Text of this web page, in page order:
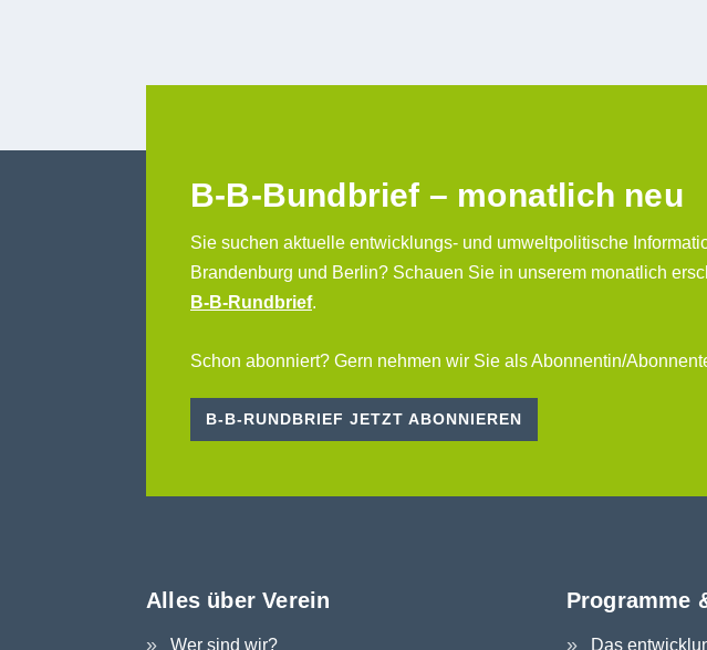
B-B-Bundbrief – monatlich neu
Sie suchen aktuelle entwicklungs- und umweltpolitische
Brandenburg und Berlin? Schauen Sie in unserem monatlich
B-B-Rundbrief.
Schon abonniert? Gern nehmen wir Sie als Abonnentin/
B-B-RUNDBRIEF JETZT ABONNIEREN
Alles über Verein
Wer sind wir?
Programme
Das